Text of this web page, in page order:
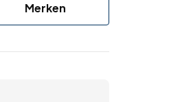
Merken